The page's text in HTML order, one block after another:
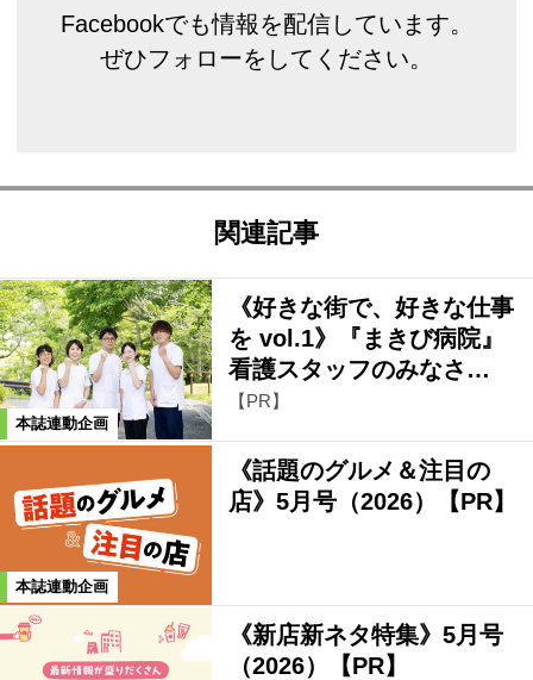
Facebookでも情報を配信しています。
ぜひフォローをしてください。
関連記事
本誌連動企画
《好きな街で、好きな仕事
を vol.1》『まきび病院』
看護スタッフのみなさ…
【PR】
本誌連動企画
《話題のグルメ＆注目の
店》5月号（2026）【PR】
《新店新ネタ特集》5月号
（2026）【PR】